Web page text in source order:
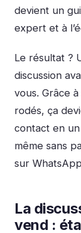
devient un
expert et à
Le résultat ?
discussion
vous. Grâce
rodés, ça
contact en
même sans
sur
La
vend :